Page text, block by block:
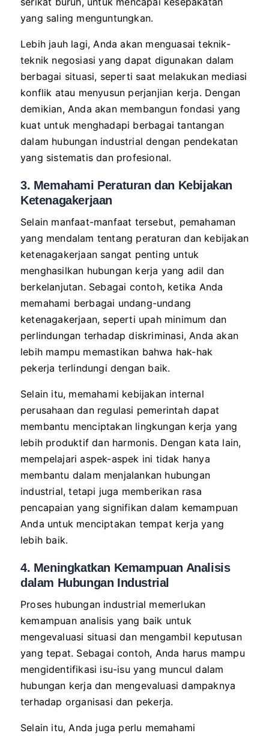
yang saling menguntungkan.
Lebih jauh lagi, Anda akan menguasai teknik-
teknik negosiasi yang dapat digunakan dalam
berbagai situasi, seperti saat melakukan mediasi
konflik atau menyusun perjanjian kerja. Dengan
demikian, Anda akan membangun fondasi yang
kuat untuk menghadapi berbagai tantangan
dalam hubungan industrial dengan pendekatan
yang sistematis dan profesional.
3. Memahami Peraturan dan Kebijakan
Ketenagakerjaan
Selain manfaat-manfaat tersebut, pemahaman
yang mendalam tentang peraturan dan kebijakan
ketenagakerjaan sangat penting untuk
menghasilkan hubungan kerja yang adil dan
berkelanjutan. Sebagai contoh, ketika Anda
memahami berbagai undang-undang
ketenagakerjaan, seperti upah minimum dan
perlindungan terhadap diskriminasi, Anda akan
lebih mampu memastikan bahwa hak-hak
pekerja terlindungi dengan baik.
Selain itu, memahami kebijakan internal
perusahaan dan regulasi pemerintah dapat
membantu menciptakan lingkungan kerja yang
lebih produktif dan harmonis. Dengan kata lain,
mempelajari aspek-aspek ini tidak hanya
membantu dalam menjalankan hubungan
industrial, tetapi juga memberikan rasa
pencapaian yang signifikan dalam kemampuan
Anda untuk menciptakan tempat kerja yang
lebih baik.
4. Meningkatkan Kemampuan Analisis
dalam Hubungan Industrial
Proses hubungan industrial memerlukan
kemampuan analisis yang baik untuk
mengevaluasi situasi dan mengambil keputusan
yang tepat. Sebagai contoh, Anda harus mampu
mengidentifikasi isu-isu yang muncul dalam
hubungan kerja dan mengevaluasi dampaknya
terhadap organisasi dan pekerja.
Selain itu, Anda juga perlu memahami